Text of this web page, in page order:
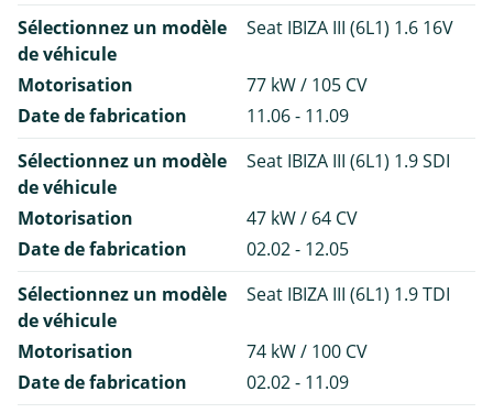
Sélectionnez un modèle
de véhicule
Seat IBIZA III (6L1) 1.6 16V
Motorisation
77 kW / 105 CV
Date de fabrication
11.06 - 11.09
Sélectionnez un modèle
de véhicule
Seat IBIZA III (6L1) 1.9 SDI
Motorisation
47 kW / 64 CV
Date de fabrication
02.02 - 12.05
Sélectionnez un modèle
de véhicule
Seat IBIZA III (6L1) 1.9 TDI
Motorisation
74 kW / 100 CV
Date de fabrication
02.02 - 11.09